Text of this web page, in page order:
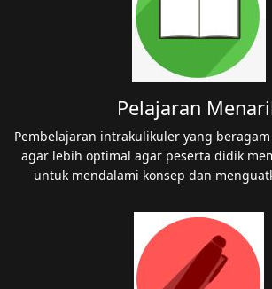
Pelajaran
Pembelajaran intrakulikuler yang
agar lebih optimal agar peserta didik
untuk mendalami konsep dan